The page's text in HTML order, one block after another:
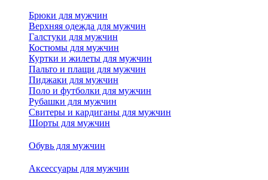
Брюки для мужчин
Верхняя одежда для мужчин
Галстуки для мужчин
Костюмы для мужчин
Куртки и жилеты для мужчин
Пальто и плащи для мужчин
Пиджаки для мужчин
Поло и футболки для мужчин
Рубашки для мужчин
Свитеры и кардиганы для мужчин
Шорты для мужчин
Обувь для мужчин
Аксессуары для мужчин